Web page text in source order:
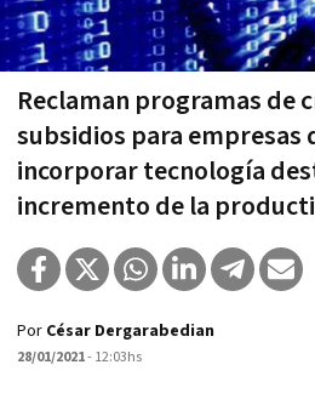
Reclaman programas de
subsidios para empresas
incorporar tecnología
incremento de la
Por César Dergarabedian
28/01/2021- 12:03hs